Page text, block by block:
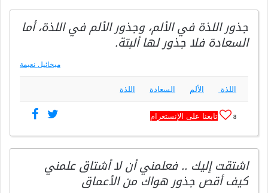
جذور اللذة في الألم، وجذور الألم في اللذة، أما
السعادة فلا جذور لها ألبتة.
ميخائيل نعيمة
اللذة الألم السعادة اللذة
8 تابعنا على الإنستغرام
اشتقت إليك .. فعلمني أن لا أشتاق علمني
كيف أقص جذور هواك من الأعماق